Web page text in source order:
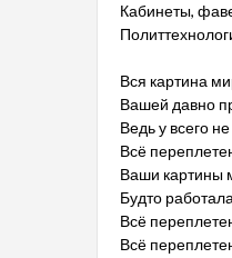
Кабинеты,
Вся картина
Вашей давно
Ведь у всего
Всё
Ваши картины
Будто
Всё
Всё